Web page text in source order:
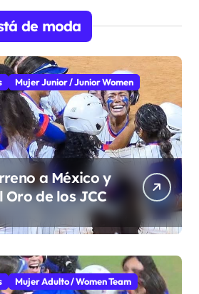
de moda
Mujer Junior / Junior Women
a México y
de los JCC
Mujer Adulto / Women Team